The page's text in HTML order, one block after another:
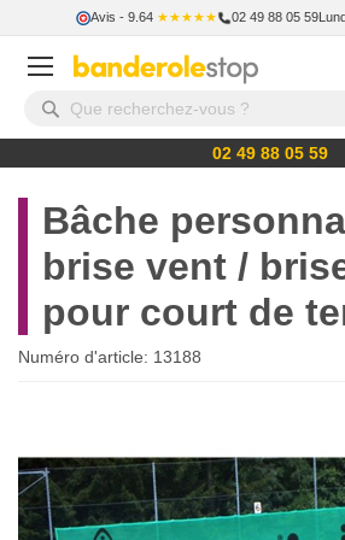
Avis - 9.64 ★★★★★ 02 49 88 05 59
02 49 88 05 59
Bâche
brise vent /
pour court de
Numéro d'article: 13188
the
end
of
the